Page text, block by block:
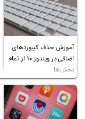
آموزش حذف کیبوردهای
اضافی در ویندوز ۱۰ از تمام
بخش‌ها